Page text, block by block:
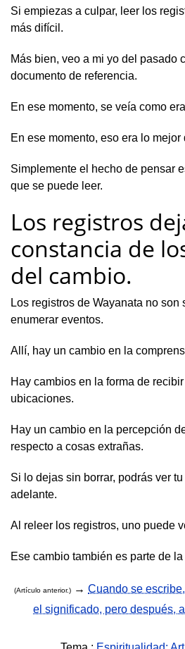
Si empiezas a culpar, leer los
más difícil.
Más bien, veo a mi yo del pasado
documento de referencia.
En ese momento, se veía como
En ese momento, eso era lo mejor
Simplemente el hecho de pensar
que se puede leer.
Los registros
constancia de
del cambio.
Los registros de Wayanata no son
enumerar eventos.
Allí, hay un cambio en la
Hay cambios en la forma de
ubicaciones.
Hay un cambio en la percepción
respecto a cosas extrañas.
Si lo dejas sin borrar, podrás ver
adelante.
Al releer los registros, uno puede
Ese cambio también es parte de
(Artículo anterior.) → Cuando se
el significado, pero después,